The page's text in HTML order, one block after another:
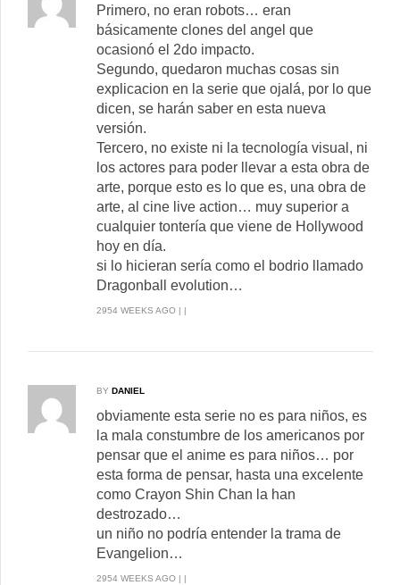
Primero, no eran robots… eran
básicamente clones del angel que
ocasionó el 2do impacto.
Segundo, quedaron muchas cosas sin
explicacion en la serie que ojalá, por lo que
dicen, se harán saber en esta nueva
versión.
Tercero, no existe ni la tecnología visual, ni
los actores para poder llevar a esta obra de
arte, porque esto es lo que es, una obra de
arte, al cine live action… muy superior a
cualquier tontería que viene de Hollywood
hoy en día.
si lo hicieran sería como el bodrio llamado
Dragonball evolution…
2954 WEEKS AGO | |
BY DANIEL
obviamente esta serie no es para niños, es
la mala constumbre de los americanos por
pensar que el anime es para niños… por
esta forma de pensar, hasta una excelente
como Crayon Shin Chan la han
destrozado…
un niño no podría entender la trama de
Evangelion…
2954 WEEKS AGO | |